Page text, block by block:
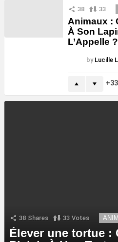
38 33
Animaux :
À Son
L’Appelle ?
by Lucille
33
38 Shares 33 Votes
Élever une tortue :